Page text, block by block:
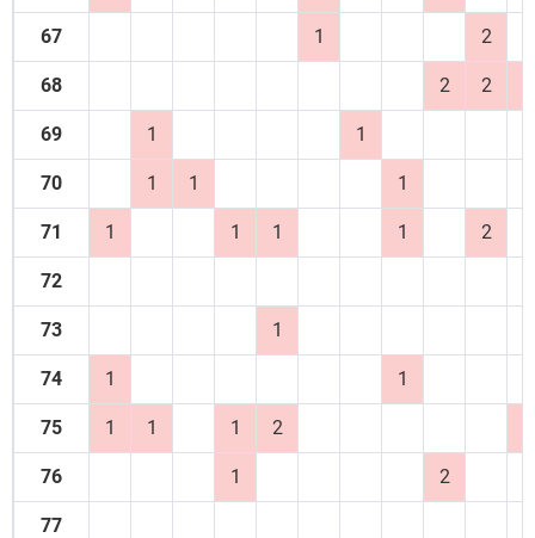
67 1 2
68 2 2
69 1 1
70 1 1 1
71 1 1 1 1 2
72
73 1
74 1 1
75 1 1 1 2
76 1 2
77